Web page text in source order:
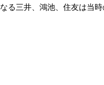
る三井、鴻池、住友は当時